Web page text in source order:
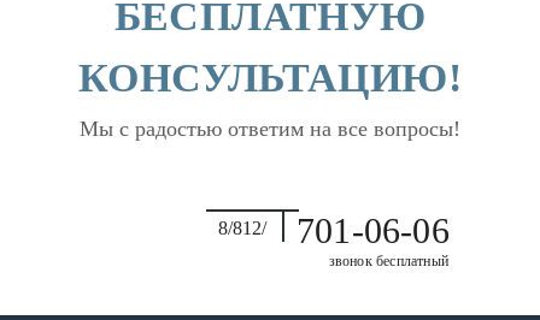
БЕСПЛАТНУЮ
КОНСУЛЬТАЦИЮ!
Мы с радостью ответим на все вопросы!
8/812/ 701-06-06
звонок бесплатный